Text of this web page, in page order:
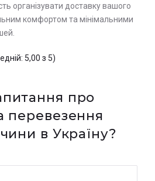
організувати доставку вашого
комфортом та мінімальними
5,00 з 5)
про
перевезення
в Україну?